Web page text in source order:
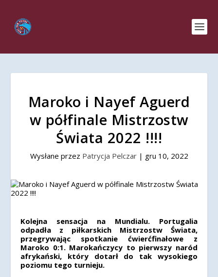
Maroko i Nayef Aguerd
w półfinale Mistrzostw
Świata 2022 !!!!
Wysłane przez Patrycja Pelczar| gru 10, 2022
Kolejna sensacja na Mundialu. Portugalia
odpadła z piłkarskich Mistrzostw Świata,
przegrywając spotkanie ćwierćfinałowe z
Maroko 0:1. Marokańczycy to pierwszy naród
afrykański, który dotarł do tak wysokiego
poziomu tego turnieju.